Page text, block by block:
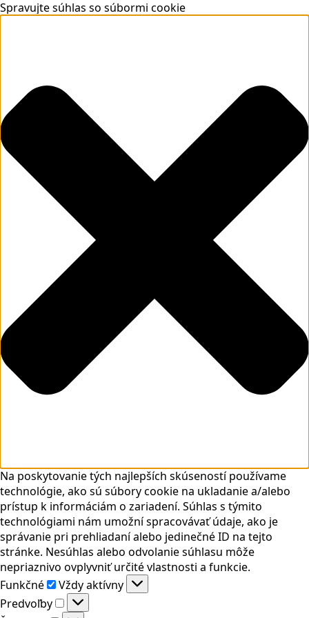
Spravujte súhlas so súbormi cookie
Na poskytovanie tých najlepších skúseností používame
technológie, ako sú súbory cookie na ukladanie a/alebo
prístup k informáciám o zariadení. Súhlas s týmito
technológiami nám umožní spracovávať údaje, ako je
správanie pri prehliadaní alebo jedinečné ID na tejto
stránke. Nesúhlas alebo odvolanie súhlasu môže
nepriaznivo ovplyvniť určité vlastnosti a funkcie.
Funkčné
Funkčné
Vždy aktívny
Predvoľby
Predvoľby